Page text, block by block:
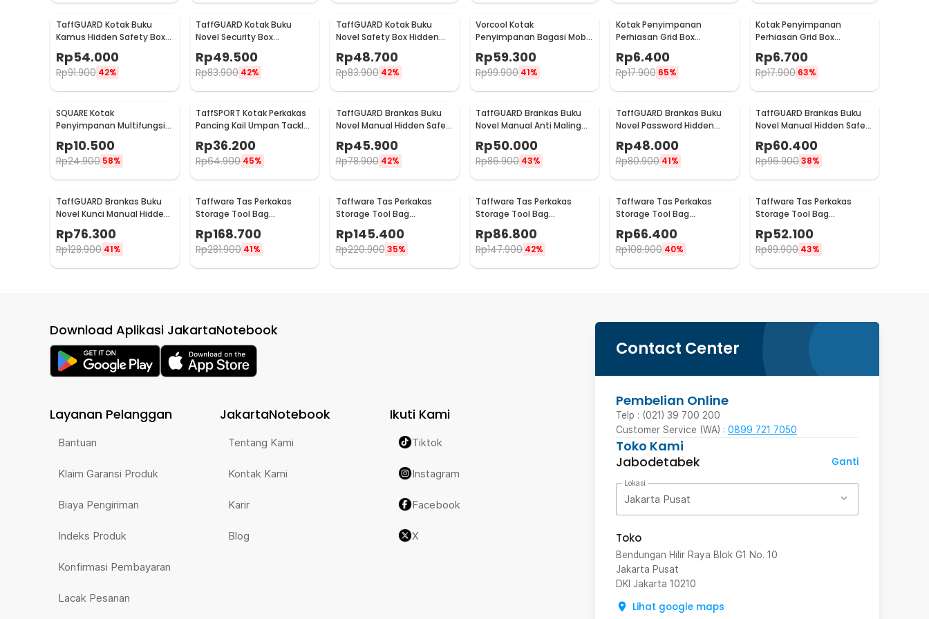
TaffGUARD Kotak Buku
Kamus Hidden Safety Box
KB-10P
Rp54.000
Rp91.900 42%
TaffGUARD Kotak Buku
Novel Security Box
20P
Rp49.500
Rp83.900 42%
TaffGUARD Kotak Buku
Novel Safety Box Hidden
Storage Password Lock -
KB-30P
Rp48.700
Rp83.900 42%
Vorcool Kotak
Penyimpanan Bagasi Mobil
Portable Car Storage Box
25 L - VL25
Rp59.300
Rp99.900 41%
Kotak Penyimpanan
Perhiasan Grid Box
Multifunction Organizer 24
Slot - J13/J24
Rp6.400
Rp17.900 65%
Kotak Penyimpanan
Perhiasan Grid Box
Multifunction Organizer 13
Slot - J13/J24
Rp6.700
Rp17.900 63%
SQUARE Kotak
Penyimpanan Multifungsi
- J24D
Rp10.500
Rp24.900 58%
TaffSPORT Kotak Perkakas
Pancing Kail Umpan Tackle
Box 14 Grid - LYH-1017
Rp36.200
Rp64.900 45%
TaffGUARD Brankas Buku
Novel Manual Hidden Safe
Rp45.900
Rp78.900 42%
TaffGUARD Brankas Buku
Novel Manual Anti Maling
KB-20L
Rp50.000
Rp86.900 43%
TaffGUARD Brankas Buku
Novel Password Hidden
Safe Box Size S - KB-20P
Rp48.000
Rp80.900 41%
TaffGUARD Brankas Buku
Novel Manual Hidden Safe
Box Anti Maling Size M - KB-
20L
Rp60.400
Rp96.90038%
TaffGUARD Brankas Buku
Novel Kunci Manual Hidden
Safe Box Size L Love - KB-
20L
Rp76.300
Rp128.900 41%
Taffware Tas Perkakas
Storage Tool Bag
Waterproof Wear Resistant
23 Inch - A02584
Rp168.700
Rp281.900 41%
Taffware Tas Perkakas
Storage Tool Bag
21 Inch - A02584
Rp145.400
Rp220.900 35%
Taffware Tas Perkakas
Storage Tool Bag
Waterproof Wear Resistant
18 Inch - A03403
Rp86.800
Rp147.900 42%
Taffware Tas Perkakas
Storage Tool Bag
Waterproof Wear Resistant
16 Inch - A03403
Rp66.400
Rp108.900 40%
Taffware Tas Perkakas
Storage Tool Bag
13 Inch - A03403
Rp52.100
Rp89.900 43%
Contact Center
Pembelian Online
Telp : (021) 39 700 200
Customer Service (WA) : 0899 721 7050
Toko Kami
Jabodetabek
Ganti
Lokasi
Jakarta Pusat
Toko
Bendungan Hilir Raya Blok G1 No. 10
Jakarta Pusat
DKI Jakarta 10210
Lihat google maps
Download Aplikasi JakartaNotebook
Layanan Pelanggan
Bantuan
Klaim Garansi Produk
Biaya Pengiriman
Indeks Produk
Konfirmasi Pembayaran
Lacak Pesanan
JakartaNotebook
Tentang Kami
Kontak Kami
Karir
Blog
Ikuti Kami
Tiktok
Instagram
Facebook
X